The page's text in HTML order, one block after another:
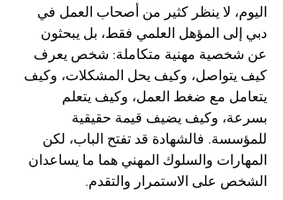
اليوم، لا ينظر كثير من أصحاب العمل في
دبي إلى المؤهل العلمي فقط، بل يبحثون
عن شخصية مهنية متكاملة: شخص يعرف
كيف يتواصل، وكيف يحل المشكلات، وكيف
يتعامل مع ضغط العمل، وكيف يتعلم
بسرعة، وكيف يضيف قيمة حقيقية
للمؤسسة. فالشهادة قد تفتح الباب، لكن
المهارات والسلوك المهني هما ما يساعدان
الشخص على الاستمرار والتقدم.